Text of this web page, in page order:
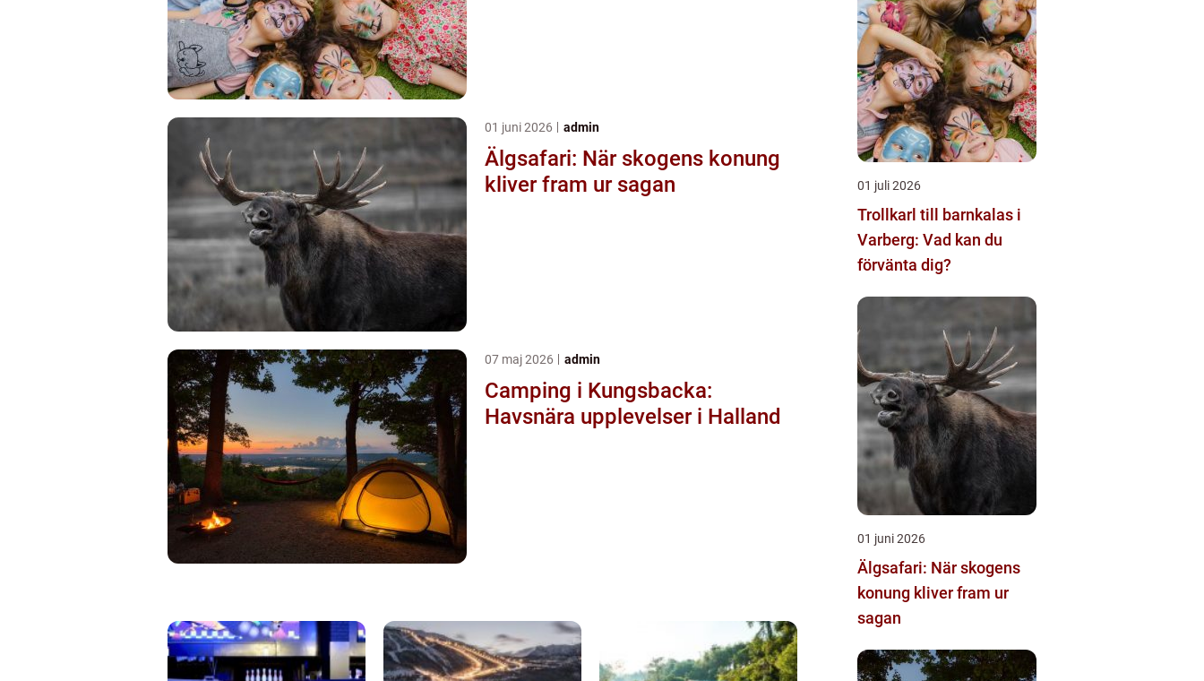
01 juni 2026 admin
Älgsafari: När skogens konung
kliver fram ur sagan
07 maj 2026 admin
Camping i Kungsbacka:
Havsnära upplevelser i Halland
01 juli 2026
Trollkarl till barnkalas i
Varberg: Vad kan du
förvänta dig?
01 juni 2026
Älgsafari: När skogens
konung kliver fram ur
sagan